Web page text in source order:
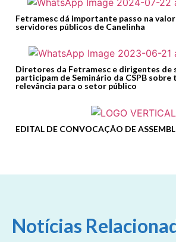
Fetramesc dá importante passo na
servidores públicos de Canelinha
Diretores da Fetramesc e dirigentes de
participam de Seminário da CSPB sobre
relevância para o setor público
EDITAL DE CONVOCAÇÃO DE
Notícias